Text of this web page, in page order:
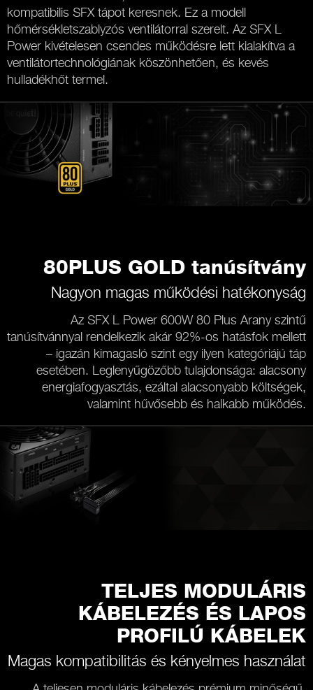
kompatibilis SFX tápot keresnek. Ez a modell
hőmérsékletszablyzós ventilátorral szerelt. Az SFX L
Power kivételesen csendes működésre lett kialakítva a
ventilátortechnológiának köszönhetően, és kevés
hulladékhőt termel.
80PLUS GOLD tanúsítvány
Nagyon magas működési hatékonyság
Az SFX L Power 600W 80 Plus Arany szintű
tanúsítvánnyal rendelkezik akár 92%-os hatásfok mellett
– igazán kimagasló szint egy ilyen kategóriájú táp
esetében. Leglenyűgözőbb tulajdonsága: alacsony
energiafogyasztás, ezáltal alacsonyabb költségek,
valamint hűvősebb és halkabb működés.
TELJES MODULÁRIS
KÁBELEZÉS ÉS LAPOS
PROFILÚ KÁBELEK
Magas kompatibilitás és kényelmes használat